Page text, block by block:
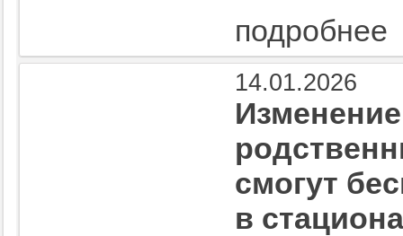
подробнее
14.01.2026
смогут
в